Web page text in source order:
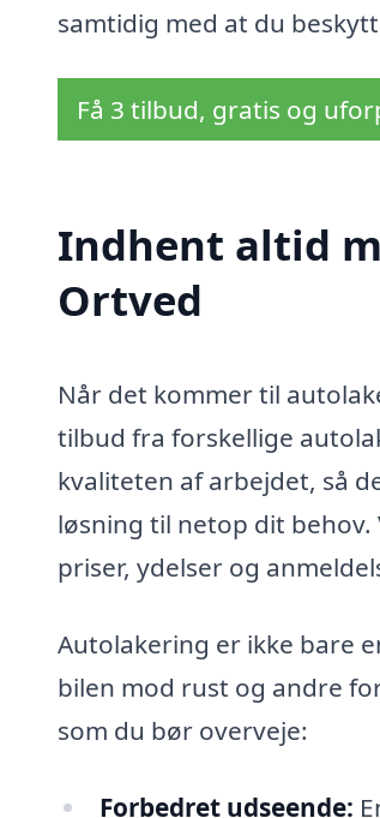
samtidig med at du
Få 3 tilbud, gratis og
Indhent altid
Ortved
Når det kommer til
tilbud fra forskellige
kvaliteten af arbejdet, så
løsning til netop dit
priser, ydelser og
Autolakering er ikke bare
bilen mod rust og andre
som du bør overveje:
Forbedret udseende: